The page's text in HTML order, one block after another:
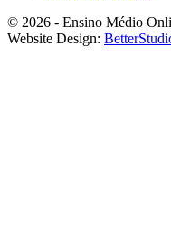
© 2026 - Ensino Médio
Website Design: